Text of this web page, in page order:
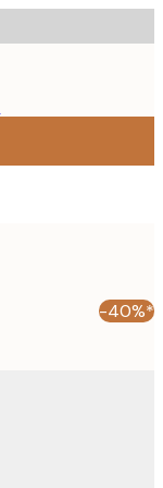
-40%*